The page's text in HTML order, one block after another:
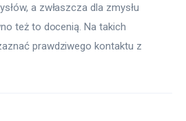
a zwłaszcza dla zmysłu
też to docenią. Na takich
prawdziwego kontaktu z